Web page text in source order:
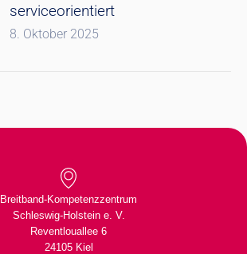
serviceorientiert
8. Oktober 2025
Breitband-Kompetenzzentrum
Schleswig-Holstein e. V.
Reventlouallee 6
24105 Kiel